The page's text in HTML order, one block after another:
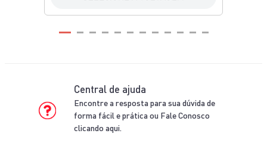
Central de ajuda
Encontre a resposta para sua dúvida de
forma fácil e prática ou Fale Conosco
clicando aqui.